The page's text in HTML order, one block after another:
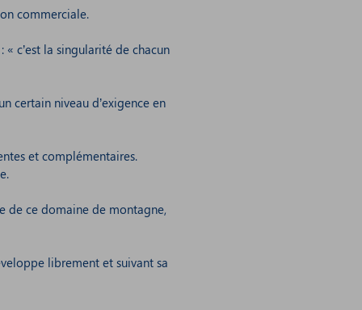
commerciale.
c’est la singularité de chacun
certain niveau d’exigence en
et complémentaires.
de ce domaine de montagne,
librement et suivant sa